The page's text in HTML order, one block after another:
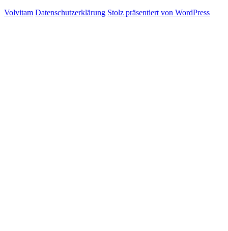
Volvitam Datenschutzerklärung Stolz präsentiert von WordPress